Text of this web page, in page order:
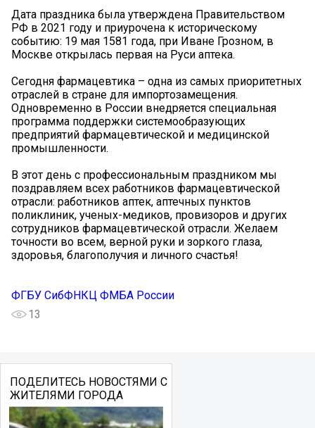
Дата праздника была утверждена Правительством
РФ в 2021 году и приурочена к историческому
событию: 19 мая 1581 года, при Иване Грозном, в
Москве открылась первая на Руси аптека.
Сегодня фармацевтика – одна из самых приоритетных
отраслей в стране для импортозамещения.
Одновременно в России внедряется специальная
программа поддержки системообразующих
предприятий фармацевтической и медицинской
промышленности.
В этот день с профессиональным праздником мы
поздравляем всех работников фармацевтической
отрасли: работников аптек, аптечных пунктов
поликлиник, ученых-медиков, провизоров и других
сотрудников фармацевтической отрасли. Желаем
точности во всем, верной руки и зоркого глаза,
здоровья, благополучия и личного счастья!
ФГБУ СибФНКЦ ФМБА России
13
ПОДЕЛИТЕСЬ НОВОСТЯМИ С
ЖИТЕЛЯМИ ГОРОДА